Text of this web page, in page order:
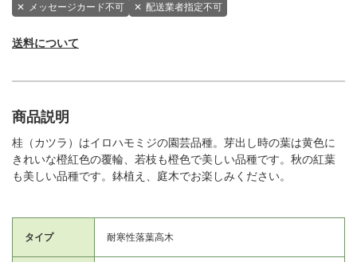
✕ メッセージカード不可 ✕ 配送業者指定不可
送料について
商品説明
桂（カツラ）はイロハモミジの園芸品種。芽出し時の葉は黄色に
きれいな橙紅色の覆輪、若枝も橙色で美しい品種です。秋の紅葉
も美しい品種です。鉢植え、庭木でお楽しみください。
タイプ 耐寒性落葉高木